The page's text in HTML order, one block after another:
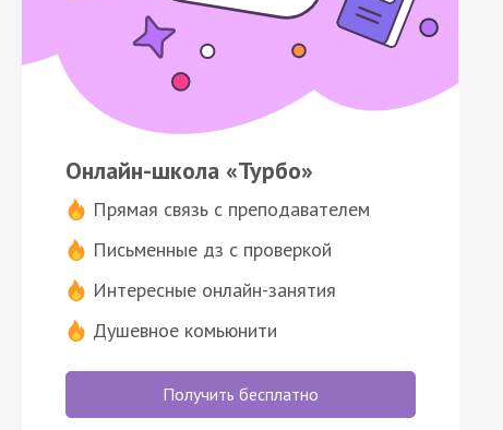
Онлайн-школа «Турбо»
Прямая связь с преподавателем
Письменные дз с проверкой
Интересные онлайн-занятия
Душевное комьюнити
Получить бесплатно